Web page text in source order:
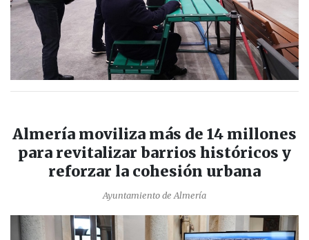
Almería moviliza más de 14 millones
para revitalizar barrios históricos y
reforzar la cohesión urbana
Ayuntamiento de Almería